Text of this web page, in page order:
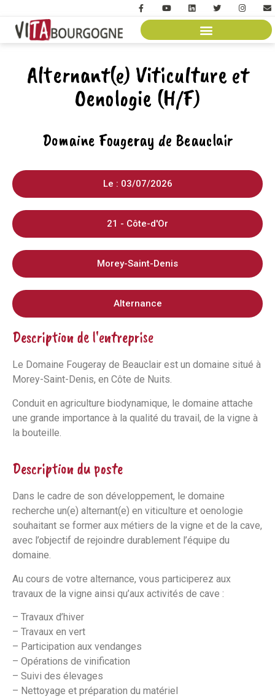
Alternant(e) Viticulture et
Oenologie (H/F)
Domaine Fougeray de Beauclair
Le : 03/07/2026
21 - Côte-d'Or
Morey-Saint-Denis
Alternance
Description de l'entreprise
Le Domaine Fougeray de Beauclair est un domaine situé à
Morey-Saint-Denis, en Côte de Nuits.
Conduit en agriculture biodynamique, le domaine attache
une grande importance à la qualité du travail, de la vigne à
la bouteille.
Description du poste
Dans le cadre de son développement, le domaine
recherche un(e) alternant(e) en viticulture et oenologie
souhaitant se former aux métiers de la vigne et de la cave,
avec l’objectif de rejoindre durablement l’équipe du
domaine.
Au cours de votre alternance, vous participerez aux
travaux de la vigne ainsi qu’aux activités de cave :
– Travaux d’hiver
– Travaux en vert
– Participation aux vendanges
– Opérations de vinification
– Suivi des élevages
– Nettoyage et préparation du matériel